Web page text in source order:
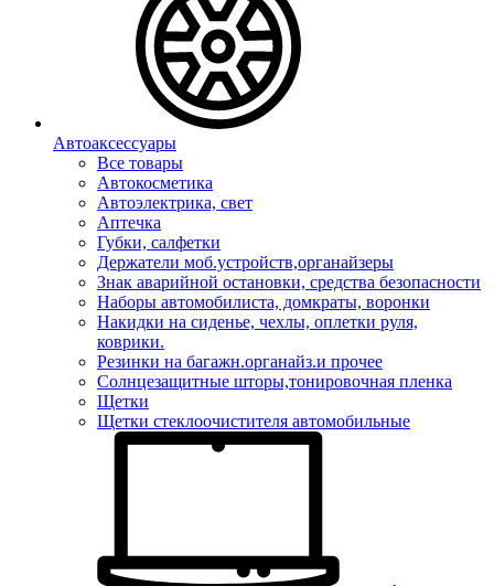
Автоаксессуары
Все товары
Автокосметика
Автоэлектрика, свет
Аптечка
Губки, салфетки
Держатели моб.устройств,органайзеры
Знак аварийной остановки, средства безопасности
Наборы автомобилиста, домкраты, воронки
Накидки на сиденье, чехлы, оплетки руля,
коврики.
Резинки на багажн.органайз.и прочее
Солнцезащитные шторы,тонировочная пленка
Щетки
Щетки стеклоочистителя автомобильные